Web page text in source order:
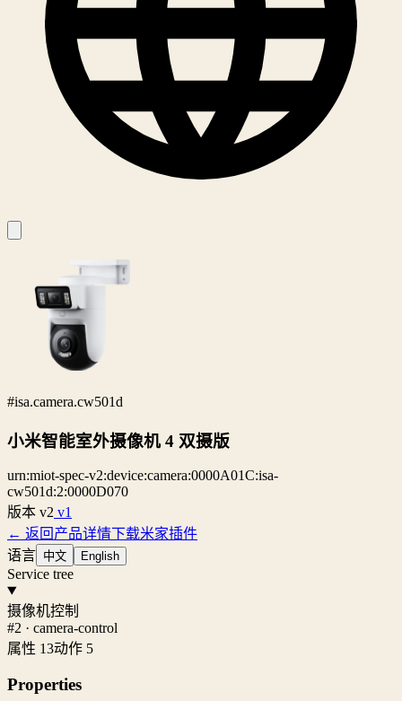
#isa.camera.cw501d
小米智能室外摄像机 4 双摄版
urn:miot-spec-v2:device:camera:0000A01C:isa-
cw501d:2:0000D070
版本 v2 v1
← 返回产品详情下载米家插件
语言 中文 English
Service tree
摄像机控制
#2 · camera-control
属性 13动作 5
Properties